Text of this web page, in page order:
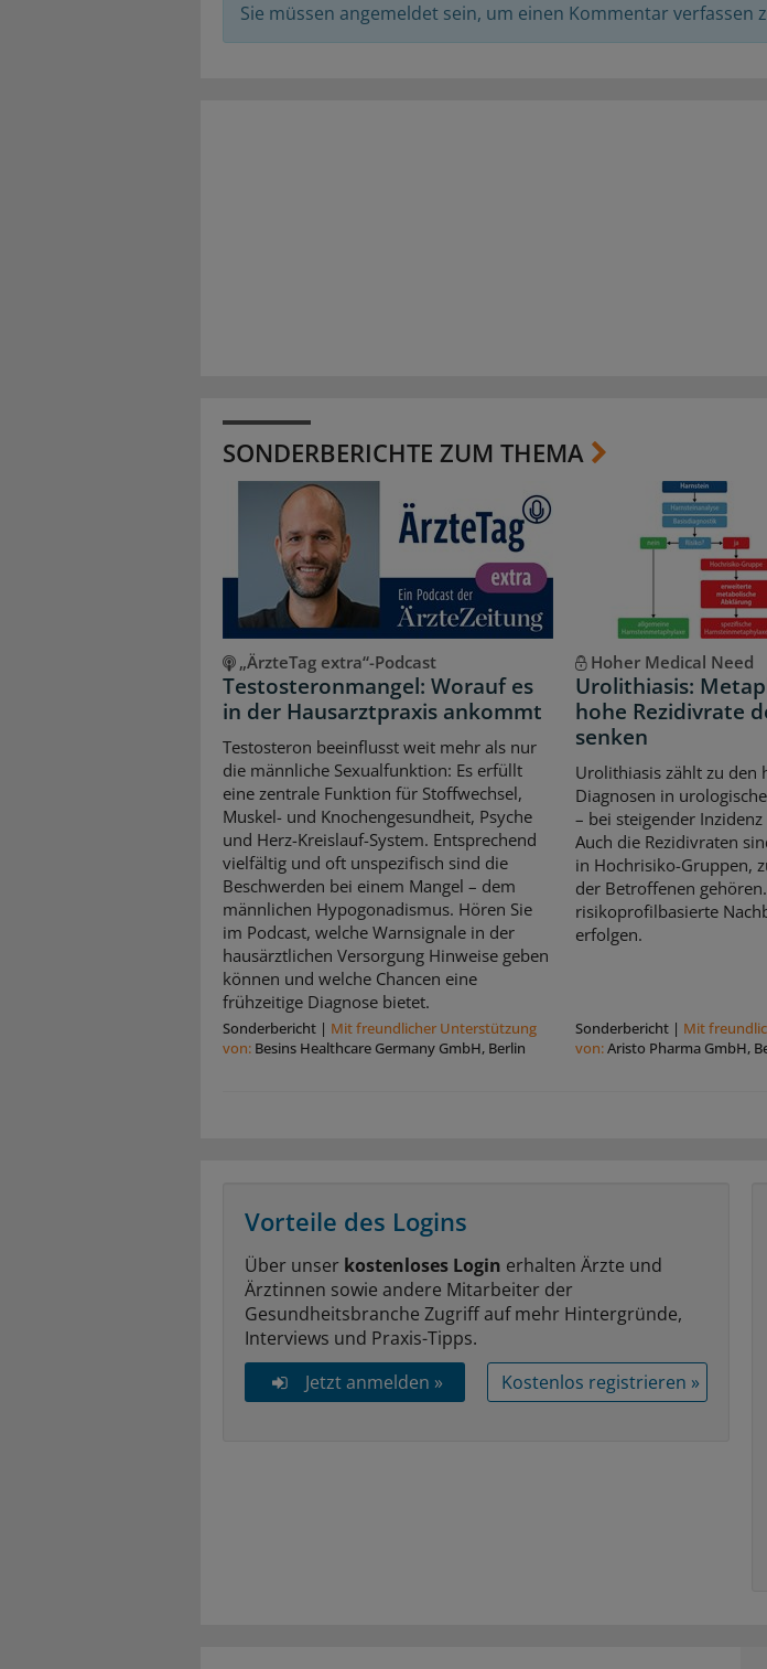
Sie müssen angemeldet sein, um einen Kommentar verfassen
SONDERBERICHTE ZUM THEMA
„ÄrzteTag extra“-Podcast
Testosteronmangel: Worauf es
in der Hausarztpraxis ankommt
Testosteron beeinflusst weit mehr als nur
die männliche Sexualfunktion: Es erfüllt
eine zentrale Funktion für Stoffwechsel,
Muskel- und Knochengesundheit, Psyche
und Herz-Kreislauf-System. Entsprechend
vielfältig und oft unspezifisch sind die
Beschwerden bei einem Mangel – dem
männlichen Hypogonadismus. Hören Sie
im Podcast, welche Warnsignale in der
hausärztlichen Versorgung Hinweise geben
können und welche Chancen eine
frühzeitige Diagnose bietet.
Sonderbericht | Mit freundlicher Unterstützung
von: Besins Healthcare Germany GmbH, Berlin
Hoher Medical Need
Urolithiasis:
hohe Rezidivrate
senken
Urolithiasis zählt zu den
Diagnosen in
– bei steigender
Auch die Rezidivraten
in Hochrisiko-Gruppen,
der Betroffenen
risikoprofilbasierte
erfolgen.
Sonderbericht| Mit
von:Aristo Pharma GmbH,
Vorteile des Logins
Über unser kostenloses Login erhalten Ärzte und
Ärztinnen sowie andere Mitarbeiter der
Gesundheitsbranche Zugriff auf mehr Hintergründe,
Interviews und Praxis-Tipps.
Jetzt anmelden »
Kostenlos registrieren »